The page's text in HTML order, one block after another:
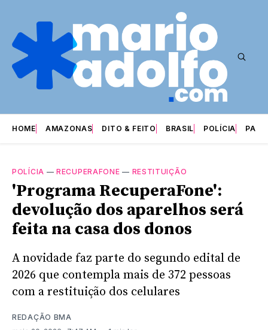
HOME AMAZONAS DITO & FEITO BRASIL POLÍCIA
POLÍCIA —RECUPERAFONE — RESTITUIÇÃO
'Programa RecuperaFone':
devolução dos aparelhos será
feita na casa dos donos
A novidade faz parte do segundo edital de
2026 que contempla mais de 372 pessoas
com a restituição dos celulares
REDAÇÃO BMA